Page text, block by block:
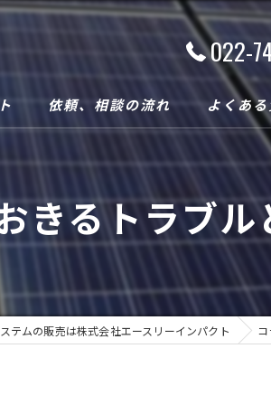
022-
依頼、相談の流れ よくあ
きるトラブル
テムの販売は株式会社エースリーインパクト